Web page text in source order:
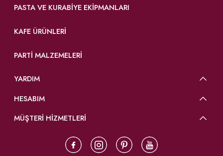
PASTA VE KURABIYE EKIPMANLARI
KAFE ÜRÜNLERI
PARTI MALZEMELERI
YARDIM
HESABIM
MÜŞTERİ HİZMETLERİ